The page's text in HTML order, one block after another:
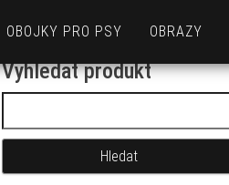
OBOJKY PRO PSY OBRAZY
Vyhledat produkt